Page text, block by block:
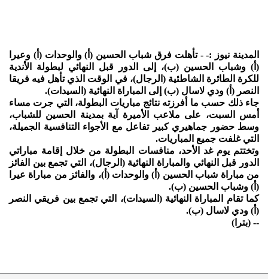
المدينة نيوز :- - تأهلت فرق شباب الحسين (أ) والوحدات (أ) وعيرا
(أ) وشباب الحسين (ب)، إلى الدور قبل النهائي لبطولة الأندية
للكرة الطائرة الشاطئية (الرجال)، في الوقت الذي تأهل فيه فريقا
النصر (أ) ودي لاسال (ب) إلى المباراة النهائية (السيدات).
جاء ذلك حسب ما أفرزته نتائج مباريات البطولة، التي جرت مساء
أمس السبت، على ملاعب الأميرة آية بمدينة الحسين للشباب،
وسط حضور جماهيري كبير تفاعل مع الأجواء التنافسية الجميلة،
التي غلفت جميع المباريات.
وتختتم يوم غد الأحد، منافسات البطولة من خلال إقامة مباراتي
الدور قبل النهائي والمباراة النهائية (الرجال)، التي تجمع بين الفائز
من مباراة شباب الحسين (أ) والوحدات (أ)، والفائز من مباراة عيرا
(أ) وشباب الحسين (ب).
كما تقام المباراة النهائية (السيدات)، التي تجمع بين فريقي النصر
(أ) ودي لاسال (ب).
-- (بترا)